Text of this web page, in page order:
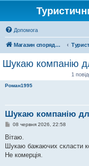
Допомога
Магазин спорядження
Шукаю компанію
1
Роман1995
Шукаю компанію
П
в
д
о
08 червня 2026, 22:58
Вітаю.
Шукаю бажаючих скласти
Не комерція.